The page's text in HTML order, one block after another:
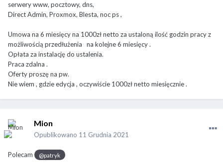
serwery www, pocztowy, dns,
Direct Admin, Proxmox, Blesta, noc ps ,
Umowa na 6 miesięcy na 1000zł netto za ustaloną ilość godzin pracy z
możliwością przedłużenia na kolejne 6 miesięcy .
Opłata za instalację do ustalenia.
Praca zdalna .
Oferty proszę na pw.
Nie wiem , gdzie edycja , oczywiście 1000zł netto miesięcznie .
Mion
Opublikowano 11 Grudnia 2021
Polecam @patryk